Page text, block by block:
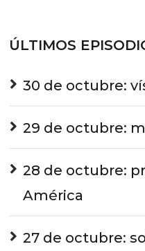
ÚLTIMOS
30 de octubre:
29 de octubre:
28 de octubre:
América
27 de octubre: